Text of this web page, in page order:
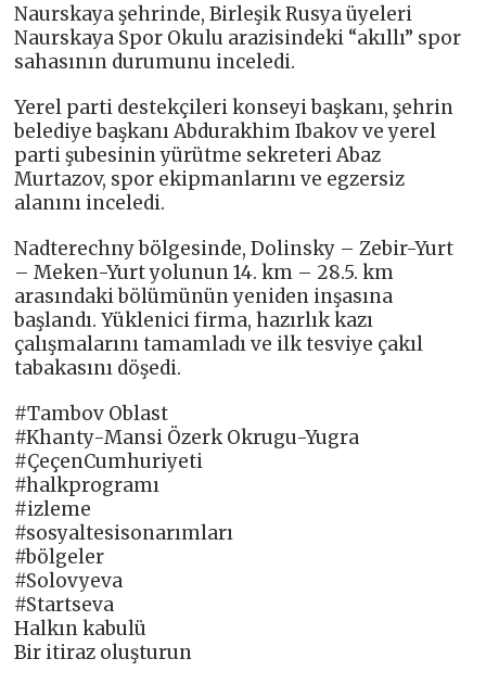
Naurskaya şehrinde, Birleşik Rusya üyeleri
Naurskaya Spor Okulu arazisindeki “akıllı” spor
sahasının durumunu inceledi.
Yerel parti destekçileri konseyi başkanı, şehrin
belediye başkanı Abdurakhim Ibakov ve yerel
parti şubesinin yürütme sekreteri Abaz
Murtazov, spor ekipmanlarını ve egzersiz
alanını inceledi.
Nadterechny bölgesinde, Dolinsky – Zebir-Yurt
– Meken-Yurt yolunun 14. km – 28.5. km
arasındaki bölümünün yeniden inşasına
başlandı. Yüklenici firma, hazırlık kazı
çalışmalarını tamamladı ve ilk tesviye çakıl
tabakasını döşedi.
#Tambov Oblast
#Khanty-Mansi Özerk Okrugu-Yugra
#ÇeçenCumhuriyeti
#halkprogramı
#izleme
#sosyaltesisonarımları
#bölgeler
#Solovyeva
#Startseva
Halkın kabulü
Bir itiraz oluşturun